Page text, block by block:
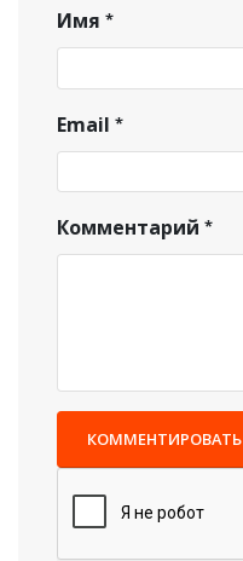
Имя
Email
Комментарий
КОММЕНТИРОВАТЬ